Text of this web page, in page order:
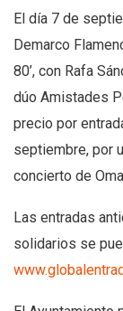
El día 7 de
Demarco
80’, con Rafa
dúo Amistades
precio por
septiembre, por
concierto de
Las entradas
solidarios se